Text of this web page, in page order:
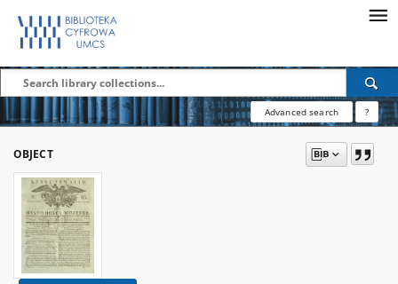
Advanced search ?
OBJECT